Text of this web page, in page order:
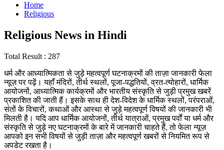
Home
Religious
Religious News in Hindi
Total Result : 287
धर्म और आध्यात्मिकता से जुड़े महत्वपूर्ण घटनाक्रमों की ताज़ा जानकारी फेला
न्यूज़ पर पढ़ें। यहाँ मंदिरों, तीर्थ स्थलों, पूजा-पद्धतियों, व्रत-त्योहारों, धार्मिक
आयोजनों, आध्यात्मिक कार्यक्रमों और भारतीय संस्कृति से जुड़ी प्रमुख खबरें
प्रकाशित की जाती हैं। इसके साथ ही देश-विदेश के धार्मिक स्थलों, परंपराओं,
संतों के विचारों, कथाओं और आस्था से जुड़े महत्वपूर्ण विषयों की जानकारी भी
मिलती है। यदि आप धार्मिक आयोजनों, तीर्थ यात्राओं, प्रमुख पर्वों या धर्म और
संस्कृति से जुड़े नए घटनाक्रमों के बारे में जानकारी चाहते हैं, तो फेला न्यूज़
आपको इन सभी विषयों से जुड़ी ताज़ा और महत्वपूर्ण खबरों से नियमित रूप से
अपडेट रखता है।